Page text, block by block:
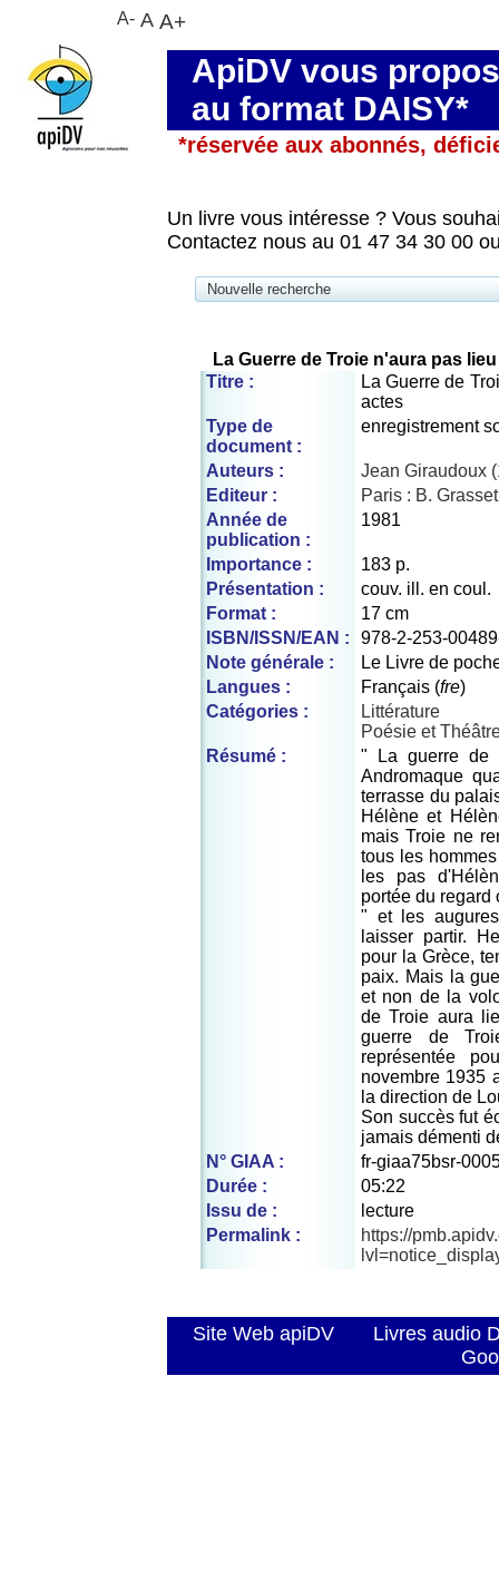
ApiDV vous
au format DAISY*
*réservée aux abonnés,
Un livre vous intéresse ? Vous
Contactez nous au 01 47 34 30 00
Nouvelle recherche
La Guerre de Troie n'aura pas lieu
Titre :
La Guerre de
actes
Type de
document :
enregistrement
Auteurs :
Jean Giraudoux
Editeur :
Paris : B. Grasset
Année de
publication :
1981
Importance :
183 p.
Présentation :
couv. ill. en coul.
Format :
17 cm
ISBN/ISSN/EAN :
978-2-253-
Note générale :
Le Livre de
Langues :
Français (fre)
Catégories :
Littérature
Poésie et
Résumé :
" La guerre de
Andromaque
terrasse du
Hélène et
mais Troie ne
tous les
les pas
portée du regard
" et les
laisser partir.
pour la Grèce,
paix. Mais la
et non de la
de Troie aura
guerre de
représentée
novembre 1935
la direction de
Son succès fut
jamais démenti
N° GIAA :
fr-giaa75bsr-
Durée :
05:22
Issu de :
lecture
Permalink :
https://
Site Web apiDV
Livres audio
A- A A+